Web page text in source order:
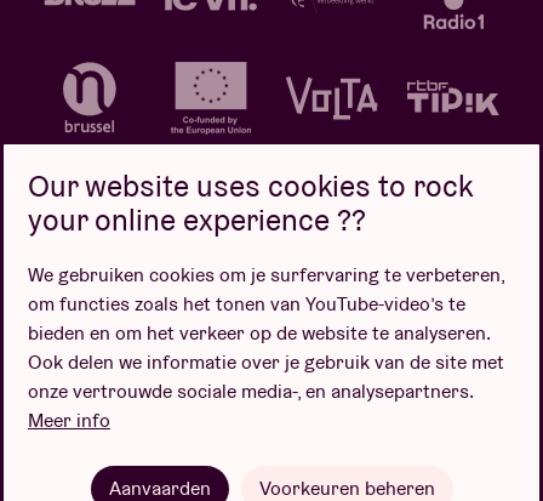
Privacybeleid Cookiebeleid
Verkoopsvoorwaarden
Design door
Our website uses cookies to rock
your online experience ??
We gebruiken cookies om je surfervaring te verbeteren,
om functies zoals het tonen van YouTube-video’s te
bieden en om het verkeer op de website te analyseren.
Ook delen we informatie over je gebruik van de site met
onze vertrouwde sociale media-, en analysepartners.
Meer info
Aanvaarden Voorkeuren beheren